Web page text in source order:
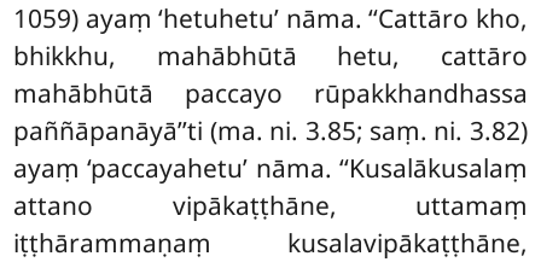
1059) ayaṃ ‘hetuhetu’ nāma. ‘‘Cattāro kho,
bhikkhu, mahābhūtā hetu, cattāro
mahābhūtā paccayo rūpakkhandhassa
paññāpanāyā’’ti (ma. ni. 3.85; saṃ. ni. 3.82)
ayaṃ ‘paccayahetu’ nāma. ‘‘Kusalākusalaṃ
attano vipākaṭṭhāne, uttamaṃ
iṭṭhārammaṇaṃ kusalavipākaṭṭhāne,